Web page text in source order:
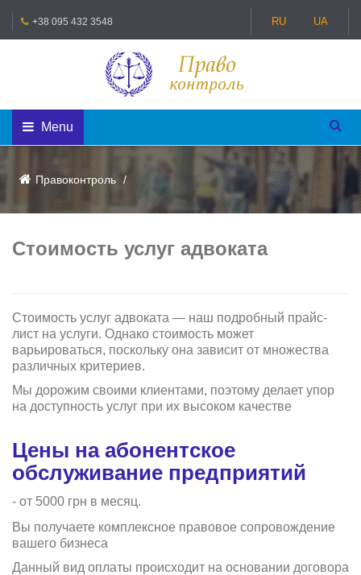
+38 095 432 3548 RU UA
Menu
Правоконтроль
Стоимость услуг адвоката
Стоимость услуг адвоката — наш подробный прайс-
лист на услуги. Однако стоимость может
варьироваться, поскольку она зависит от множества
различных критериев.
Мы дорожим своими клиентами, поэтому делает упор
на доступность услуг при их высоком качестве
Цены на абонентское
обслуживание предприятий
- от 5000 грн в месяц.
Вы получаете комплексное правовое сопровождение
вашего бизнеса
Данный вид оплаты происходит на основании договора